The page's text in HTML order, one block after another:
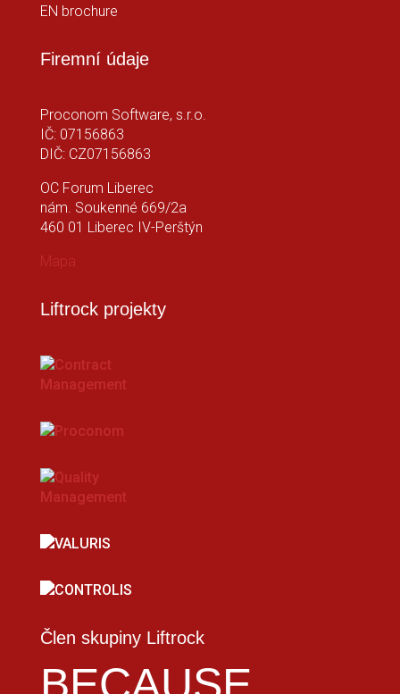
EN brochure
Firemní údaje
Proconom Software, s.r.o.
IČ: 07156863
DIČ: CZ07156863
OC Forum Liberec
nám. Soukenné 669/2a
460 01 Liberec IV-Perštýn
Mapa
Liftrock projekty
Člen skupiny Liftrock